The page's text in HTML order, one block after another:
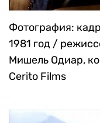
Фотография:
1981 год /
Мишель Одиар,
Cerito Films